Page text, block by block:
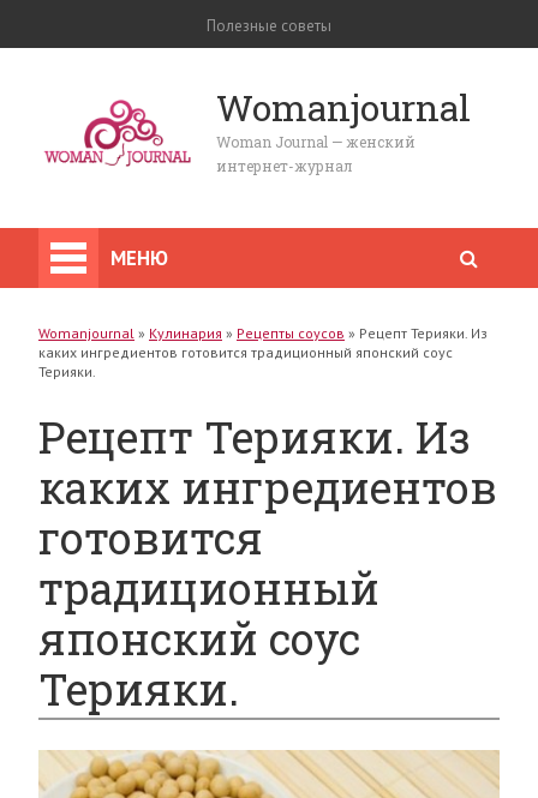
Полезные советы
Womanjournal
Woman Journal — женский
интернет-журнал
МЕНЮ
Womanjournal » Кулинария » Рецепты соусов » Рецепт Терияки. Из
каких ингредиентов готовится традиционный японский соус
Терияки.
Рецепт Терияки. Из
каких ингредиентов
готовится
традиционный
японский соус
Терияки.